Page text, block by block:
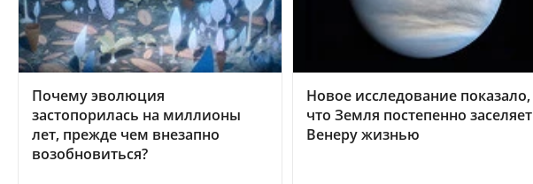
Почему эволюция
застопорилась на миллионы
лет, прежде чем внезапно
возобновиться?
Новое исследование показало,
что Земля постепенно заселяет
Венеру жизнью